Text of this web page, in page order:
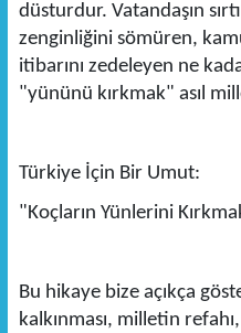
düsturdur. Vatandaşın
zenginliğini sömüren,
itibarını zedeleyen ne
"yününü kırkmak" asıl
Türkiye İçin Bir Umut:
"Koçların Yünlerini
Bu hikaye bize açıkça
kalkınması, milletin